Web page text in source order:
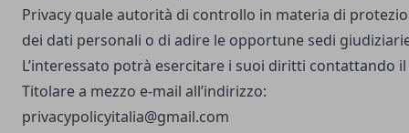
Privacy quale autorità di controllo in materia di
dei dati personali o di adire le opportune sedi
L’interessato potrà esercitare i suoi diritti contattando il
Titolare a mezzo e-mail all’indirizzo:
privacypolicyitalia@gmail.com